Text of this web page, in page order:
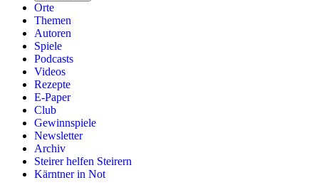
Orte
Themen
Autoren
Spiele
Podcasts
Videos
Rezepte
E-Paper
Club
Gewinnspiele
Newsletter
Archiv
Steirer helfen Steirern
Kärntner in Not